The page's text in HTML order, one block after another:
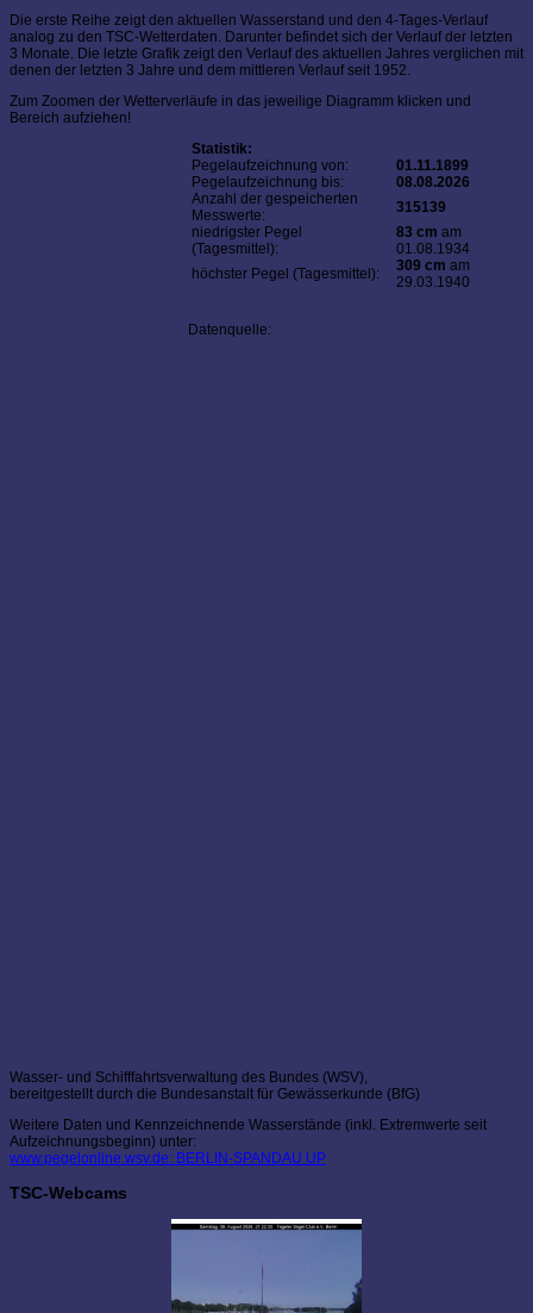
Die erste Reihe zeigt den aktuellen Wasserstand und den 4-Tages-Verlauf
analog zu den TSC-Wetterdaten. Darunter befindet sich der Verlauf der letzten
3 Monate. Die letzte Grafik zeigt den Verlauf des aktuellen Jahres verglichen mit
denen der letzten 3 Jahre und dem mittleren Verlauf seit 1952.
Zum Zoomen der Wetterverläufe in das jeweilige Diagramm klicken und
Bereich aufziehen!
Statistik:
Pegelaufzeichnung von:
01.11.1899
Pegelaufzeichnung bis:
08.08.2026
Anzahl der gespeicherten
Messwerte:
315139
niedrigster Pegel
(Tagesmittel):
83 cm am
01.08.1934
höchster Pegel (Tagesmittel):
309 cm am
29.03.1940
Datenquelle:
Wasser- und Schifffahrtsverwaltung des Bundes (WSV),
bereitgestellt durch die Bundesanstalt für Gewässerkunde (BfG)
Weitere Daten und Kennzeichnende Wasserstände (inkl. Extremwerte seit
Aufzeichnungsbeginn) unter:
www.pegelonline.wsv.de: BERLIN-SPANDAU UP
TSC-Webcams